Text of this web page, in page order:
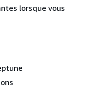
lorsque vous